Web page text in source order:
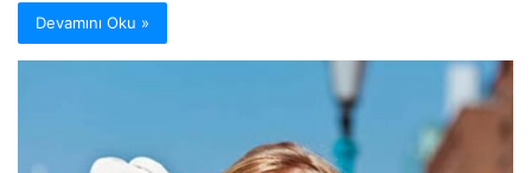
Devamını Oku »